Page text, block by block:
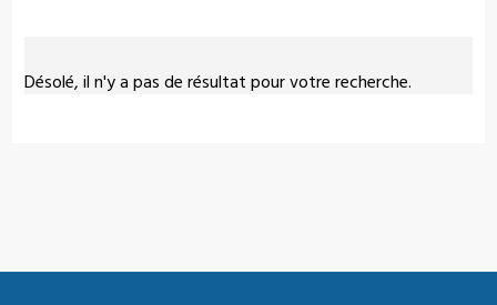
Désolé, il n'y a pas de résultat pour votre recherche.